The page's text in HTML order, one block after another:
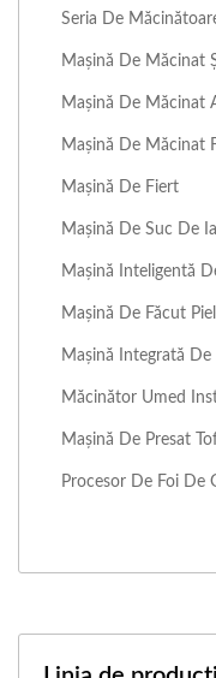
Seria De
Mașină De Măcinat
Mașină De Măcinat
Mașină De Măcinat
Mașină De Fiert
Mașină De Suc De
Mașină Inteligentă
Mașină De Făcut
Mașină Integrată De
Măcinător Umed
Mașină De Presat
Procesor De Foi De